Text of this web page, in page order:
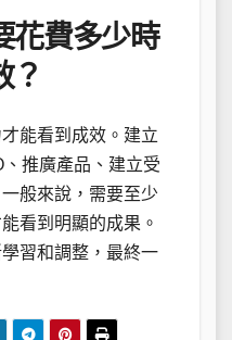
花費多少時
？
能看到成效。建立
推廣產品、建立受
般來說，需要至少
看到明顯的成果。
習和調整，最終一